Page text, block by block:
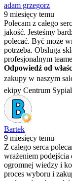
adam grzegorz
9 miesięcy temu
Polecam z całego
jakość. Jesteśmy
polecać. Być może
potrzeba. Obsługa
profesjonalnym
Odpowiedź od
zakupy w naszym
ekipy Centrum
Bartek
9 miesięcy temu
Z całego serca
wrażeniem
ogromnej wiedzy i
proces wyboru i